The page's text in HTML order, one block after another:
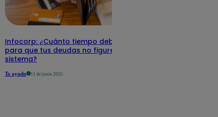
Infocorp: ¿Cuánto tiempo debe pasar
para que tus deudas no figuren en su
sistema?
Te ayudo 11 de junio 2025